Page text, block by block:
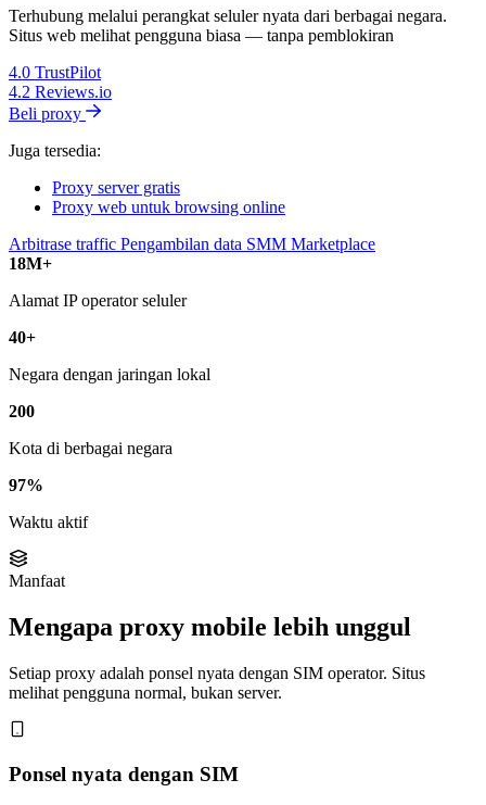
Terhubung melalui perangkat seluler nyata dari berbagai negara.
Situs web melihat pengguna biasa — tanpa pemblokiran
4.0 TrustPilot
4.2 Reviews.io
Beli proxy
Juga tersedia:
Proxy server gratis
Proxy web untuk browsing online
Arbitrase traffic Pengambilan data SMM Marketplace
18M+
Alamat IP operator seluler
40+
Negara dengan jaringan lokal
200
Kota di berbagai negara
97%
Waktu aktif
Manfaat
Mengapa proxy mobile lebih unggul
Setiap proxy adalah ponsel nyata dengan SIM operator. Situs
melihat pengguna normal, bukan server.
Ponsel nyata dengan SIM